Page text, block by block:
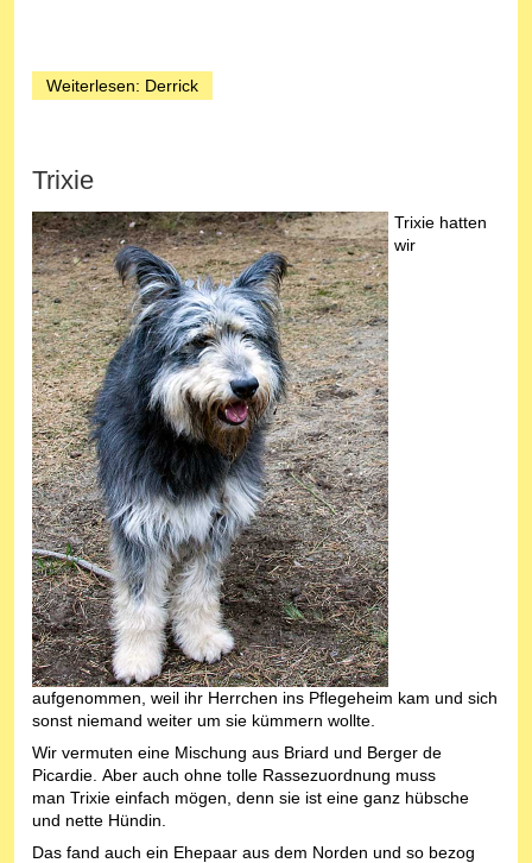
Weiterlesen: Derrick
Trixie
Trixie hatten
wir
aufgenommen, weil ihr Herrchen ins Pflegeheim kam und sich
sonst niemand weiter um sie kümmern wollte.
Wir vermuten eine Mischung aus Briard und Berger de
Picardie. Aber auch ohne tolle Rassezuordnung muss
man Trixie einfach mögen, denn sie ist eine ganz hübsche
und nette Hündin.
Das fand auch ein Ehepaar aus dem Norden und so bezog